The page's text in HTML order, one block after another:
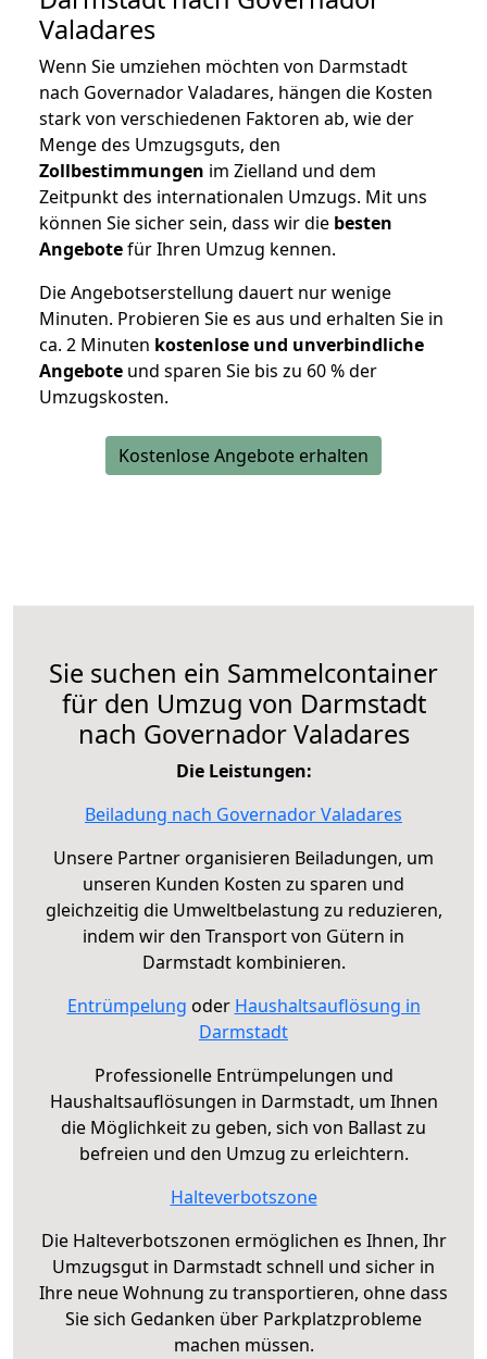
Valadares
Wenn Sie umziehen möchten von Darmstadt
nach Governador Valadares, hängen die Kosten
stark von verschiedenen Faktoren ab, wie der
Menge des Umzugsguts, den
Zollbestimmungen im Zielland und dem
Zeitpunkt des internationalen Umzugs. Mit uns
können Sie sicher sein, dass wir die besten
Angebotefür Ihren Umzug kennen.
Die Angebotserstellung dauert nur wenige
Minuten. Probieren Sie es aus und erhalten Sie in
ca. 2 Minuten kostenlose und unverbindliche
Angebote und sparen Sie bis zu 60 % der
Umzugskosten.
Kostenlose Angebote erhalten
Sie suchen ein Sammelcontainer
für den Umzug von Darmstadt
nach Governador Valadares
Die Leistungen:
Beiladung nach Governador Valadares
Unsere Partner organisieren Beiladungen, um
unseren Kunden Kosten zu sparen und
gleichzeitig die Umweltbelastung zu reduzieren,
indem wir den Transport von Gütern in
Darmstadt kombinieren.
Entrümpelung oder Haushaltsauflösung in
Darmstadt
Professionelle Entrümpelungen und
Haushaltsauflösungen in Darmstadt, um Ihnen
die Möglichkeit zu geben, sich von Ballast zu
befreien und den Umzug zu erleichtern.
Halteverbotszone
Die Halteverbotszonen ermöglichen es Ihnen, Ihr
Umzugsgut in Darmstadt schnell und sicher in
Ihre neue Wohnung zu transportieren, ohne dass
Sie sich Gedanken über Parkplatzprobleme
machen müssen.